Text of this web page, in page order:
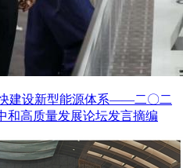
建设新型能源体系——二〇二
和高质量发展论坛发言摘编